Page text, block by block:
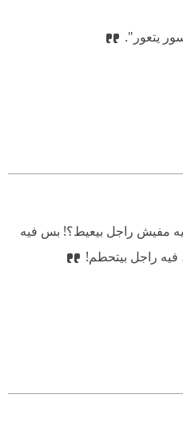
يتعور".‏
مفيش راجل بيعيط؟! بس فيه
فيه راجل بيتحطم!‏